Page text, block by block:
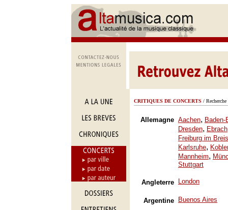
CRITIQUES DE CONCERTS /
Allemagne Aachen, Baden-
Dresden, Ebrach
Freiburg im
Karlsruhe,
Mannheim,
Stuttgart
Angleterre London
Argentine Buenos Aires